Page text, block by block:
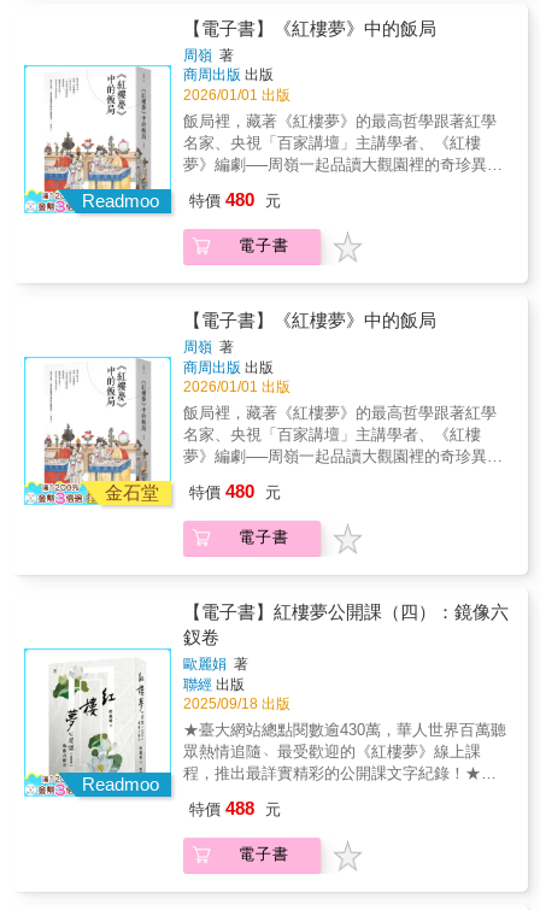
說什麼。大魚說﹕「放我的人可以活著，留我
的人一定死。」妻子對蔣慶說﹕「快點把大魚
放走，不然會有大禍。」蔣慶說﹕「我是北方
人，不怕！」不肯放大魚。兩天後，蔣慶喝醉
了，帶著醉意，拿著一把刀到大魚面前，說﹕
「你能夠說話，可見有靈性。你今天明白告訴
我你究竟是什麼，我就放你回到海裡去。你如
「我是龍王的小妻子，因為和龍王為些小事爭
吵，憤怒之下，離開住處，游到海岸附近，落
入漁網中。你殺我沒有益處。放我的話，會有
好報應。」蔣慶聽了，就用船把大魚載到深海
亮的珍珠，蔣慶喜歡珍珠，問價錢，商人說﹕
「五百緡。」蔣慶覺得很便宜，就付了一半。
商人說﹕「我認識你，你把珍珠帶回去，明天
我來拿另一半。」但是第二天卻沒有來。蔣慶
想﹕「這珍珠值幾千錢，我買得很便宜，商人
卻不來拿錢。不知是什麼道理。」有一天，蔣
慶見到商人，請他來拿錢，那人說﹕「龍王的
小妻子叫我拿珍珠給你，是為了報答你不殺她
的大恩。」說完，商人就走了。這件事傳聞很
把故事寫下來。——劉斧，《青瑣高議》，後
集，卷三。陳師在豫章開旅社的梅家，對待旅
客很友善。僧道來住宿，梅家都不收費。有一
很好。有一天，這位道士對梅家老闆說：「明
天我要設齋，需要您預備新磁碗二十七個，和
七雙筷子。您最好也來參加，這樣就可以到天
寶洞去找陳老師。」梅老闆答應他後，道士就
拿了碗筷渡江走了。第二天梅老闆走訪天寶
洞，問村人打聽陳老師，卻沒有人知道他在何
處。找了半天後，梅老闆預備回家。走到一條
幽靜的小路時，前往試探，果然找到一個院
師的住所。梅老闆進去，見到衣冠華潔的道
士。道士請他入座，並且請他吃飯。不久，上
來一道菜。梅老闆仔細看，發現是一個煮熟的
嬰兒。他大驚，不敢吃。不久，又上一道菜，
是蒸熟的小狗。梅老闆也不吃。道士嘆了一口
大魚說﹕因爭閑事離天界，卻被漁人網取歸。
漁人嚇了一跳，發出聲響，大魚就不再說話。
漁人覺得這條大魚太奇怪了，告訴別人他想拋
棄大魚。廣州有一個叫做蔣慶的將官聽說大魚
的事，就向漁人取得大魚。用竹籠把大魚搬回
家，放在屋子外面，遮蓋起來。半夜時分，蔣
慶偷偷走過去，聽見大魚說﹕不合漏泄閑言
語，今又移來別一家。到天亮時，不再說話。
第二天，蔣慶出門，他的妻子和家人去看大
快找蔣慶回來。蔣慶用大盆，倒滿井水，把大
魚放進去。天快黑時，大魚又說話了﹕「這水
不是我的水。」蔣慶問漁人，原來大魚是從海
水來養大魚。那天晚上，蔣慶夫婦又去聽大魚
說什麼。大魚說﹕「放我的人可以活著，留我
的人一定死。」妻子對蔣慶說﹕「快點把大魚
放走，不然會有大禍。」蔣慶說﹕「我是北方
人，不怕！」不肯放大魚。兩天後，蔣慶喝醉
了，帶著醉意，拿著一把刀到大魚面前，說﹕
「你能夠說話，可見有靈性。你今天明白告訴
果不說話，我就殺掉你！」大魚立刻回答﹕
「我是龍王的小妻子，因為和龍王為些小事爭
吵，憤怒之下，離開住處，游到海岸附近，落
處放走。半年後，蔣慶逛街時，有商人賣很漂
亮的珍珠，蔣慶喜歡珍珠，問價錢，商人說﹕
「五百緡。」蔣慶覺得很便宜，就付了一半。
商人說﹕「我認識你，你把珍珠帶回去，明天
我來拿另一半。」但是第二天卻沒有來。蔣慶
想﹕「這珍珠值幾千錢，我買得很便宜，商人
卻不來拿錢。不知是什麼道理。」有一天，蔣
慶見到商人，請他來拿錢，那人說﹕「龍王的
小妻子叫我拿珍珠給你，是為了報答你不殺她
的大恩。」說完，商人就走了。這件事傳聞很
把故事寫下來。——劉斧，《青瑣高議》，後
集，卷三。陳師在豫章開旅社的梅家，對待旅
客很友善。僧道來住宿，梅家都不收費。有一
授，精選四十則最膾炙人口的聊齋故事，以現
代武俠的筆法改寫為平易近人的白話故事，並
附上有趣的延伸常識，是讀精彩的聊齋故事，
同時了解古典文化的最佳版本。◎讀《聊
齋》，就像追一部跨越古今的「短篇影集」每
個故事雖短小精悍，卻餘韻無窮；每一則奇
遇，都能讓你或驚歎或好笑，欲罷不能！三百
視、漫畫，《聊齋》的影響力從不曾衰退。鬼
怪只是外衣，真正刺中人心的，是愛情、欲望
與人性的掙扎。所有你在電影、劇集、動漫、
志怪故事中讀過的情節，在《聊齋》裡，都能
《聊齋志異》開始！★本書第一版書名為《夜
半吹燈讀聊齋》
讀來仍趣味盎然？◎孟溫舒擔任河南雷澤縣縣
令時，有個啞巴到縣府投遞了一份空白的牒
文，衙吏都不知道是什麼意思，孟溫舒知道
後，派人將啞巴架出縣衙，在大街上遊街示
眾，並交代說：「如果聽到有人談論相關的消
息，立即回來報告。」果然聽到一旁有民眾議
論啞巴的冤情……〈孟溫舒斷無字牒文〉，出
自《夷堅志》◎有個嚴州來的客商到福建浦城
某家旅店留宿，卻從此沒回家。過了幾個月，
到了這家旅店打聽，正午的時候，突然有隻很
大的蒼蠅飛過來停在手臂上，他揮手都趕不
走。兒子覺得奇怪，跟著蒼蠅走到一個地方，
蠅〉，出自：《夷堅志》◎定州有個王老漢，
買了個烏盆打算作為尿盆來用。一天半夜，王
老漢突然聽到烏盆說話喊冤：「我是揚州人，
姓李名浩，來到定州做買賣，不小心醉倒在半
路上，被賊人丁千、丁萬赴機搶奪了黃金百
兩，還把我給殺了，並燒成灰，和著泥土做成
這個盆子。我有這麼大的冤枉，拜託你帶我去
《龍圖公案》◎南宋時，浙江有個夏主簿和林
某合夥做生意卻被賴帳，林某竄改帳本又賄賂
官府，讓夏主簿入獄遭到拷打。他臨終前，叫
帳的八個人陸陸續續都暴斃了；又過了一個
月，當初曾幫他打報不平的劉元在家忽然覺得
頭腦脹痛、眼花目眩，於是對妻子說：「一定
是夏主簿的事在地府審理，要找我去作證
了。」……〈劉元八郎做冥證〉，出自《夷堅
志》◆公案小說是中國古代小說的一種類型，
其源流有人認為可遠溯至史籍經典中記載的問
案斷獄事件，也有人認為應以宋代講唱藝術四
種「說話」類別中的說公案為起始，有學者認
為，只要有「觸及刑法、驚動官府」的內容，
它真正蔚然成大觀卻是在明清以後，當時許多
文人投入編輯和寫作的精力，出現了許多以各
個清官為名的公案編輯作品，如《龍圖公
Readmoo
【電子書】《紅樓夢》中的飯局
周嶺 著
商周出版 出版
2026/01/01 出版
飯局裡，藏著《紅樓夢》的最高哲學跟著紅學
名家、央視「百家講壇」主講學者、《紅樓
夢》編劇──周嶺一起品讀大觀園裡的奇珍異菜
日是怎麼吃飯的？一天吃幾頓飯？寧榮二府過
年為何不吃餃子？「酸筍雞皮湯」是怎麼做出
來的？林黛玉偏愛的「暹羅茶」隱藏了家族什
道根本做不出來的菜？！ 人物的性格、家族的
興衰，真正的紅樓知識，全藏在一場場「飯
局」裡。 《紅樓夢》狀寫「吃喝玩樂」之生動
精采，有動態，有畫面，甚至有味道，古今中
外小說無出其右。表面上平淡的、似乎是漫不
經心的一筆，常常正是作者用盡心思的地
方。 中國紅學家周嶺帶你品讀紅樓滋味，透過
虛實食單、南北食材、茶事析疑、飲具鑑真、
酒與酒令等妙趣橫生的單元，帶你深入紅樓世
吃、誰吃這個東西的時候發生了什麼樣的故
事、和誰都是什麼樣的關係，參透曹雪芹用心
獨到的藝術企圖與哲學深意。 結合文學、史
門 ►「湯羊」怎麼吃？「牛乳蒸羊羔 」如何結
合中醫陰陽和時令？解析紅樓飲食背後的「養
生哲學」，一覽賈府的食材考究與餐飲規矩。
►貴族家庭為何擺放「半舊的彈墨椅袱」？辨
識葫蘆製成的「攽瓟斝」，追溯「王愷珍玩」
與「蘇軾見於秘府」的真假。►區分「老君
眉」、「女兒茶」、「普洱茶」的品種與典
故。從魏晉《齊民要術》到清代《清史稿》，
細節、酒令遊戲「射覆」的典故，將飲食與人
物命運、曹雪芹的寫作宗旨（假作真時真亦
假）相結合。 【本書特色】 近年兩岸唯一細談
特價 480 元
電子書
金石堂
【電子書】《紅樓夢》中的飯局
周嶺 著
商周出版 出版
2026/01/01 出版
飯局裡，藏著《紅樓夢》的最高哲學跟著紅學
名家、央視「百家講壇」主講學者、《紅樓
夢》編劇──周嶺一起品讀大觀園裡的奇珍異菜
日是怎麼吃飯的？一天吃幾頓飯？寧榮二府過
年為何不吃餃子？「酸筍雞皮湯」是怎麼做出
來的？林黛玉偏愛的「暹羅茶」隱藏了家族什
道根本做不出來的菜？！ 人物的性格、家族的
興衰，真正的紅樓知識，全藏在一場場「飯
局」裡。 《紅樓夢》狀寫「吃喝玩樂」之生動
精采，有動態，有畫面，甚至有味道，古今中
外小說無出其右。表面上平淡的、似乎是漫不
經心的一筆，常常正是作者用盡心思的地
方。 中國紅學家周嶺帶你品讀紅樓滋味，透過
虛實食單、南北食材、茶事析疑、飲具鑑真、
酒與酒令等妙趣橫生的單元，帶你深入紅樓世
界六百種飲食細節，看看誰吃了什麼、誰怎麼
事、和誰都是什麼樣的關係，參透曹雪芹用心
獨到的藝術企圖與哲學深意。 結合文學、史
學、考據學的紅樓盛宴一本最佳紅學入
特價 480 元
電子書
Readmoo
【電子書】紅樓夢公開課（四）：鏡像六
釵卷
歐麗娟 著
聯經 出版
2025/09/18 出版
★臺大網站總點閱數逾430萬，華人世界百萬聽
眾熱情追隨﹅最受歡迎的《紅樓夢》線上課
程，推出最詳實精彩的公開課文字紀錄！★臺
詩意語言與命運寓言，走入紅樓世界的核心！
領略《紅樓夢》裡悲歡迷霧般的人與事，也許
正是人們未曾說出口的心思。 《紅樓夢》
特價 488 元
電子書